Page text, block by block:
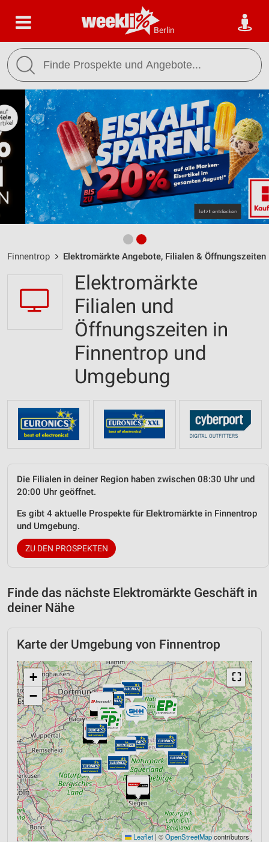
Berlin
Finnentrop Elektromärkte Angebote, Filialen & Öffnungszeiten
Elektromärkte
Filialen und
Öffnungszeiten in
Finnentrop und
Umgebung
Die Filialen in deiner Region haben zwischen 08:30 Uhr und
20:00 Uhr geöffnet.
Es gibt 4 aktuelle Prospekte für Elektromärkte in Finnentrop
und Umgebung.
ZU DEN PROSPEKTEN
Finde das nächste Elektromärkte Geschäft in
deiner Nähe
Karte der Umgebung von Finnentrop
⛶
+
−
Leaflet | ©OpenStreetMapcontributors